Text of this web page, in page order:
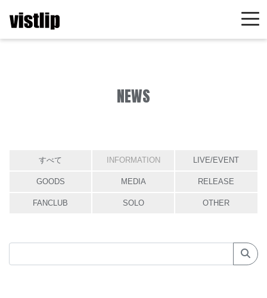
NEWS
すべて INFORMATION LIVE/EVENT
GOODS MEDIA RELEASE
FANCLUB SOLO OTHER